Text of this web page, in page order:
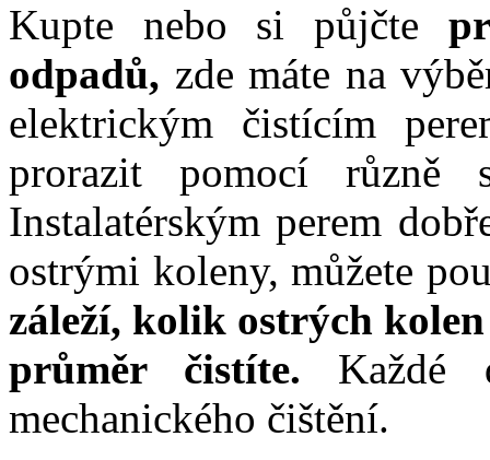
Kupte nebo si půjčte
odpadů, zde máte na
elektrickým čistícím
prorazit pomocí
Instalatérským perem
ostrými koleny, můžete
záleží, kolik ostrých
průměr čistíte. Každé
mechanického čištění.